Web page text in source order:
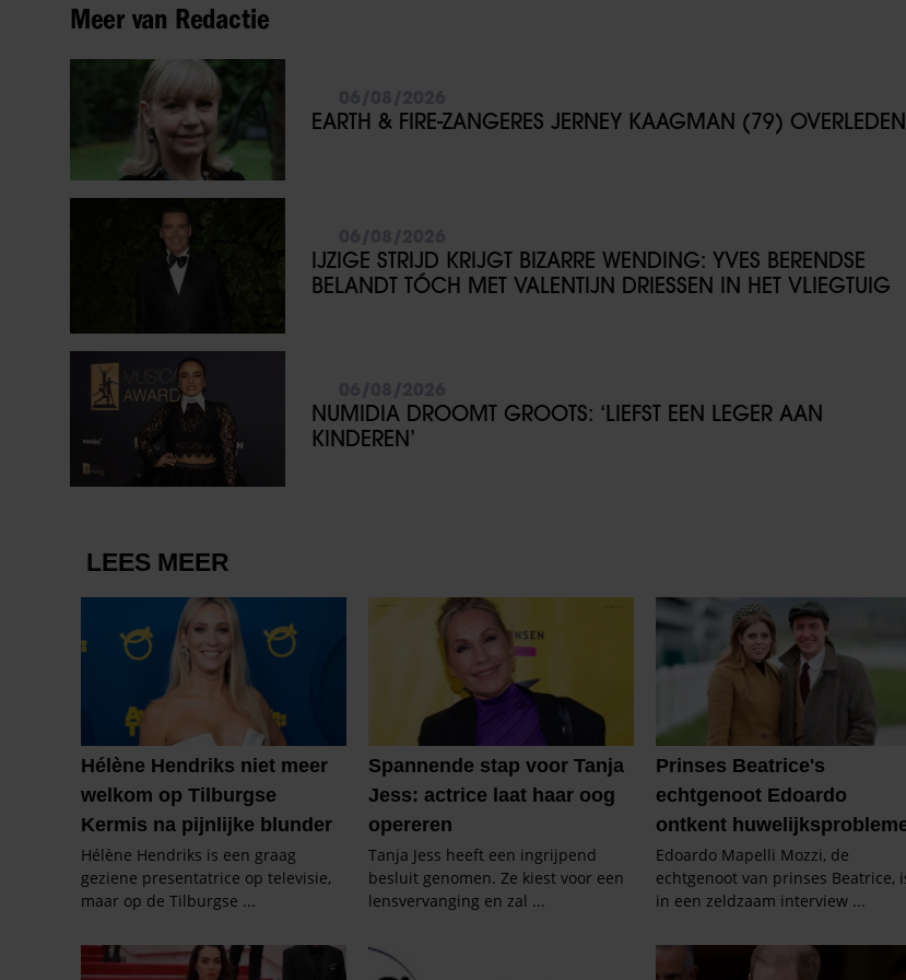
Meer van Redactie
EARTH & FIRE-ZANGERES JERNEY KAAGMAN (79) OVERLEDEN
IJZIGE STRIJD KRIJGT BIZARRE WENDING: YVES BERENDSE
BELANDT TÓCH MET VALENTIJN DRIESSEN IN HET VLIEGTUIG
NUMIDIA DROOMT GROOTS: ‘LIEFST EEN LEGER AAN
KINDEREN’